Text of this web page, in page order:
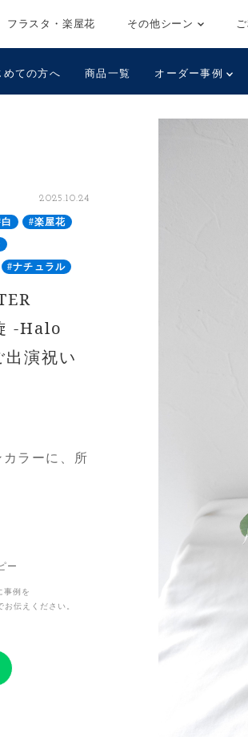
フラスタ・楽屋花 その他シーン
めての方へ 商品一覧 オーダー事例
2025.10.24
#楽屋花
#ナチュラル
-Halo
演祝い
ラーに、所
の可愛らし
致しまし
ー
事例を
伝えください。